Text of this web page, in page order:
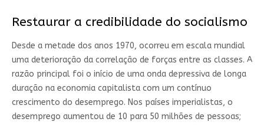
Restaurar a credibilidade do socialismo
Desde a metade dos anos 1970, ocorreu em escala mundial
uma deterioração da correlação de forças entre as classes. A
razão principal foi o início de uma onda depressiva de longa
duração na economia capitalista com um contínuo
crescimento do desemprego. Nos países imperialistas, o
desemprego aumentou de 10 para 50 milhões de pessoas;